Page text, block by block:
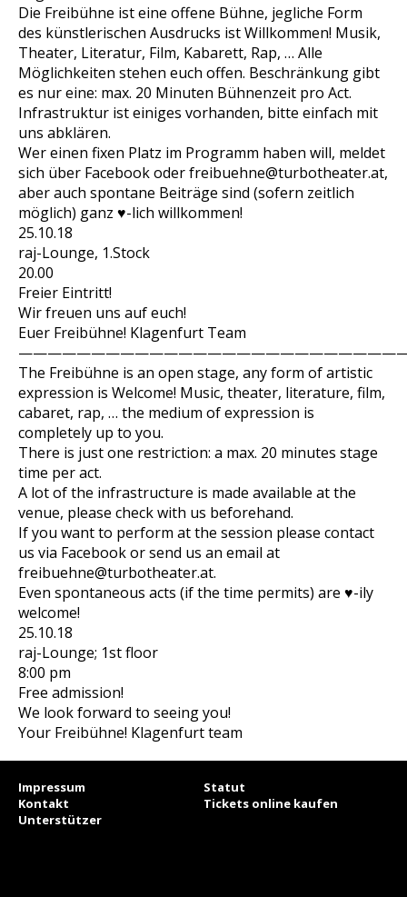
Die Freibühne ist eine offene Bühne, jegliche Form
des künstlerischen Ausdrucks ist Willkommen! Musik,
Theater, Literatur, Film, Kabarett, Rap, … Alle
Möglichkeiten stehen euch offen. Beschränkung gibt
es nur eine: max. 20 Minuten Bühnenzeit pro Act.
Infrastruktur ist einiges vorhanden, bitte einfach mit
uns abklären.
Wer einen fixen Platz im Programm haben will, meldet
sich über Facebook oder freibuehne@turbotheater.at,
aber auch spontane Beiträge sind (sofern zeitlich
möglich) ganz ♥-lich willkommen!
25.10.18
raj-Lounge, 1.Stock
20.00
Freier Eintritt!
Wir freuen uns auf euch!
Euer Freibühne! Klagenfurt Team
The Freibühne is an open stage, any form of artistic
expression is Welcome! Music, theater, literature, film,
cabaret, rap, … the medium of expression is
completely up to you.
There is just one restriction: a max. 20 minutes stage
time per act.
A lot of the infrastructure is made available at the
venue, please check with us beforehand.
If you want to perform at the session please contact
us via Facebook or send us an email at
freibuehne@turbotheater.at.
Even spontaneous acts (if the time permits) are ♥-ily
welcome!
25.10.18
raj-Lounge; 1st floor
8:00 pm
Free admission!
We look forward to seeing you!
Your Freibühne! Klagenfurt team
Impressum
Statut
Kontakt
Tickets online kaufen
Unterstützer